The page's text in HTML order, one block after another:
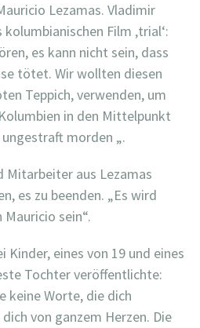
Lezamas. Vladimir
kolumbianischen Film ‚trial‘:
es kann nicht sein, dass
tötet. Wir wollten diesen
Teppich, verwenden, um
in den Mittelpunkt
morden „.
Mitarbeiter aus Lezamas
es zu beenden. „Es wird
sein“.
Kinder, eines von 19 und eines
Tochter veröffentlichte:
keine Worte, die dich
von ganzem Herzen. Die